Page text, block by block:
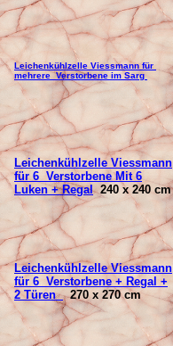
Leichenkühlzelle Viessmann für
mehrere Verstorbene im Sarg
Leichenkühlzelle Viessmann
für 6 Verstorbene Mit 6
Luken + Regal240 x 240 cm
Leichenkühlzelle Viessmann
für 6 Verstorbene + Regal +
2 Türen270 x 270 cm